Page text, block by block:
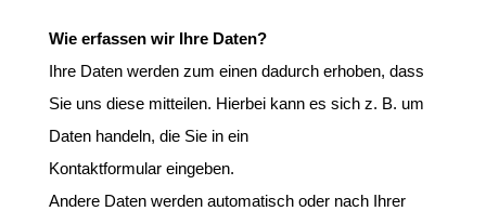
Wie erfassen wir Ihre Daten?
Ihre Daten werden zum einen dadurch erhoben, dass
Sie uns diese mitteilen. Hierbei kann es sich z. B. um
Daten handeln, die Sie in ein
Kontaktformular eingeben.
Andere Daten werden automatisch oder nach Ihrer